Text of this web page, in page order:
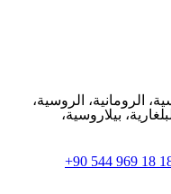
الرومانية، الروسية،
بيلاروسية،
+90 544 969 18